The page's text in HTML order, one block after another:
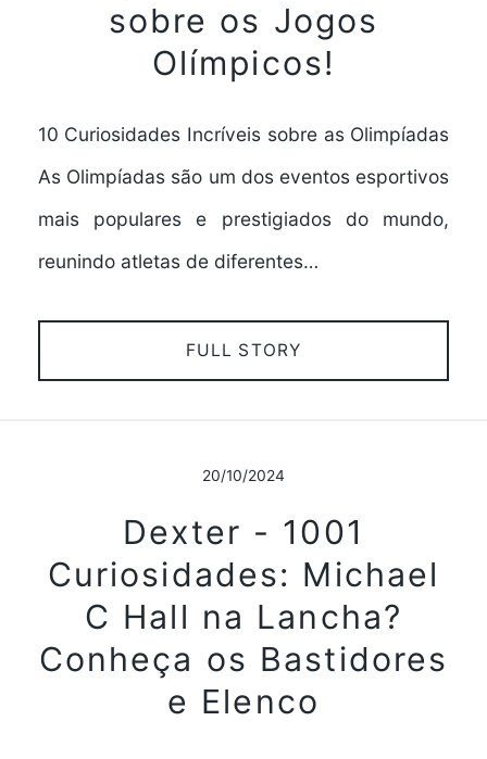
sobre os Jogos
Olímpicos!
10 Curiosidades Incríveis sobre as Olimpíadas
As Olimpíadas são um dos eventos esportivos
mais populares e prestigiados do mundo,
reunindo atletas de diferentes…
FULL STORY
20/10/2024
Dexter - 1001
Curiosidades: Michael
C Hall na Lancha?
Conheça os Bastidores
e Elenco